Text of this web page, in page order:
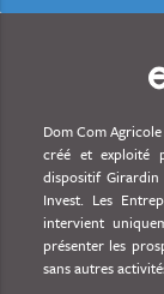
Dom Com
créé et exploité
dispositif
Invest. Les
intervient
présenter les
sans autres